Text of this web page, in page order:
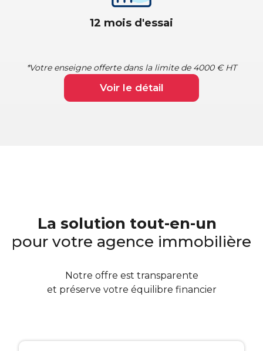
12 mois d'essai
*Votre enseigne offerte dans la limite de 4000 € HT
Voir le détail
La solution tout-en-un
pour votre agence immobilière
Notre offre est transparente
et préserve votre équilibre financier